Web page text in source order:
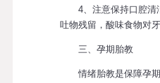
4、注意保持口腔清
吐物残留，酸味食物对
三、孕期胎教
情绪胎教是保障孕期